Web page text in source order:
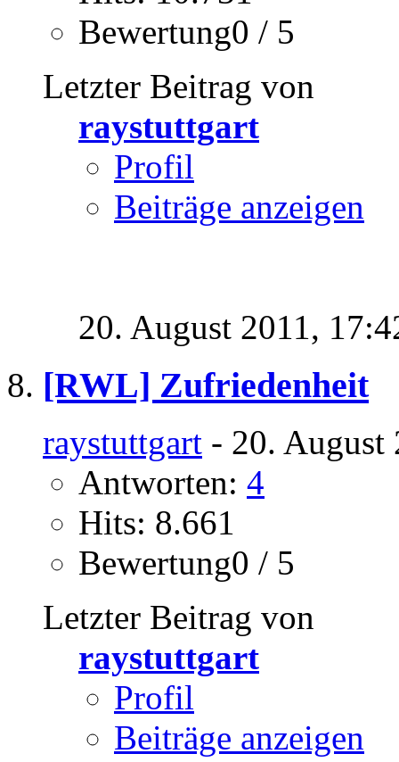
Bewertung0 / 5
Letzter Beitrag von
raystuttgart
Profil
Beiträge anzeigen
20. August 2011,
[RWL] Zufriedenheit
raystuttgart - 20. August
Antworten: 4
Hits: 8.661
Bewertung0 / 5
Letzter Beitrag von
raystuttgart
Profil
Beiträge anzeigen